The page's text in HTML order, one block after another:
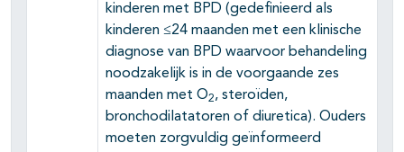
kinderen met BPD (gedefinieerd als
kinderen ≤24 maanden met een klinische
diagnose van BPD waarvoor behandeling
noodzakelijk is in de voorgaande zes
maanden met O2, steroïden,
bronchodilatatoren of diuretica). Ouders
moeten zorgvuldig geïnformeerd